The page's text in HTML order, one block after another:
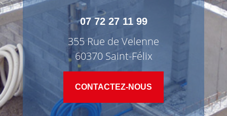
07 72 27 11 99
355 Rue de Velenne
60370 Saint-Félix
CONTACTEZ-NOUS